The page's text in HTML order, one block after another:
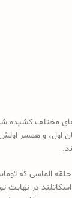
مختلف کشیده
اول، و همسر
الماسی که
در نهایت